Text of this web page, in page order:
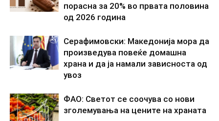
порасна за 20% во првата половина
од 2026 година
Серафимовски: Македонија мора да
произведува повеќе домашна
храна и да ја намали зависноста од
увоз
ФАО: Светот се соочува со нови
зголемувања на цените на храната